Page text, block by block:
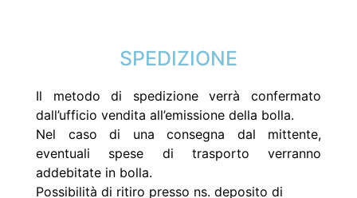
SPEDIZIONE
Il metodo di spedizione verrà confermato
dall’ufficio vendita all’emissione della bolla.
Nel caso di una consegna dal mittente,
eventuali spese di trasporto verranno
addebitate in bolla.
Possibilità di ritiro presso ns. deposito di